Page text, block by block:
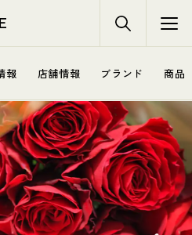
報 店舗情報 ブランド 商品